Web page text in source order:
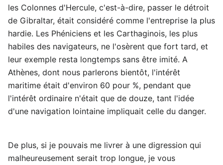
les Colonnes d'Hercule, c'est-à-dire, passer le détroit
de Gibraltar, était considéré comme l'entreprise la plus
hardie. Les Phéniciens et les Carthaginois, les plus
habiles des navigateurs, ne l'osèrent que fort tard, et
leur exemple resta longtemps sans être imité. A
Athènes, dont nous parlerons bientôt, l'intérêt
maritime était d'environ 60 pour %, pendant que
l'intérêt ordinaire n'était que de douze, tant l'idée
d'une navigation lointaine impliquait celle du danger.
De plus, si je pouvais me livrer à une digression qui
malheureusement serait trop longue, je vous